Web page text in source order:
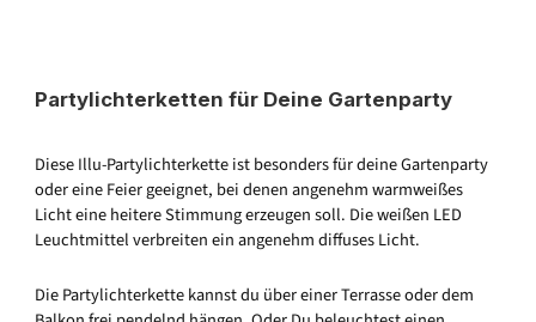
Partylichterketten für Deine Gartenparty
Diese Illu-Partylichterkette ist besonders für deine Gartenparty
oder eine Feier geeignet, bei denen angenehm warmweißes
Licht eine heitere Stimmung erzeugen soll. Die weißen LED
Leuchtmittel verbreiten ein angenehm diffuses Licht.
Die Partylichterkette kannst du über einer Terrasse oder dem